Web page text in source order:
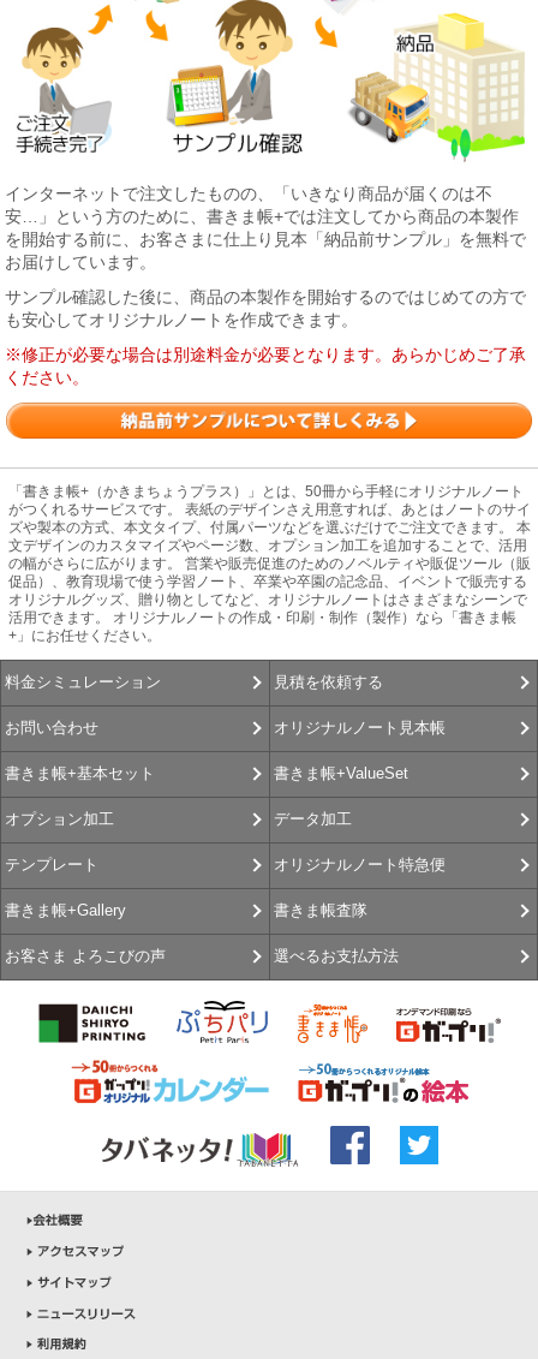
インターネットで注文したものの、「いきなり商品が届くのは不
安…」という方のために、書きま帳+では注文してから商品の本製作
を開始する前に、お客さまに仕上り見本「納品前サンプル」を無料で
お届けしています。
サンプル確認した後に、商品の本製作を開始するのではじめての方で
も安心してオリジナルノートを作成できます。
※修正が必要な場合は別途料金が必要となります。あらかじめご了承
ください。
「書きま帳+（かきまちょうプラス）」とは、50冊から手軽にオリジナルノート
がつくれるサービスです。 表紙のデザインさえ用意すれば、あとはノートのサイ
ズや製本の方式、本文タイプ、付属パーツなどを選ぶだけでご注文できます。 本
文デザインのカスタマイズやページ数、オプション加工を追加することで、活用
の幅がさらに広がります。 営業や販売促進のためのノベルティや販促ツール（販
促品）、教育現場で使う学習ノート、卒業や卒園の記念品、イベントで販売する
オリジナルグッズ、贈り物としてなど、オリジナルノートはさまざまなシーンで
活用できます。 オリジナルノートの作成・印刷・制作（製作）なら「書きま帳
+」にお任せください。
料金シミュレーション 見積を依頼する
お問い合わせ オリジナルノート見本帳
書きま帳+基本セット 書きま帳+ValueSet
オプション加工 データ加工
テンプレート オリジナルノート特急便
書きま帳+Gallery 書きま帳査隊
お客さま よろこびの声 選べるお支払方法